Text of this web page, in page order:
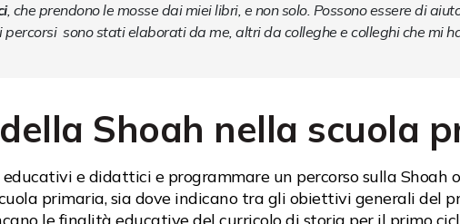
, che prendono le mosse dai miei libri, e non solo. Possono essere di
sono stati elaborati da me, altri da colleghe e colleghi che mi
Shoah nella scuola
e didattici e programmare un percorso sulla Shoah
primaria, sia dove indicano tra gli obiettivi generali del